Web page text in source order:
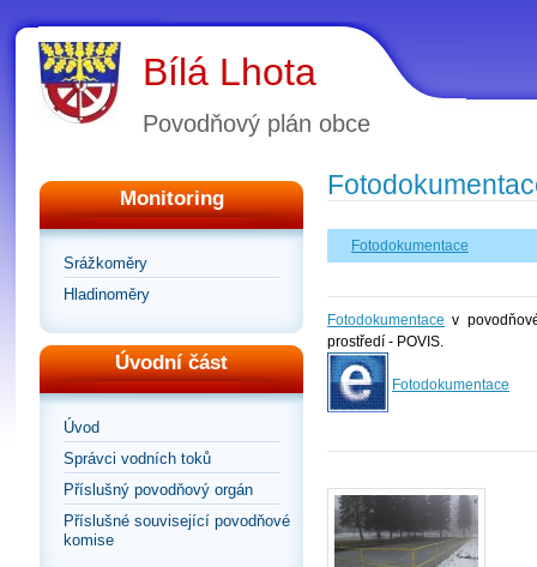
Bílá Lhota
Povodňový plán obce
Monitoring
Srážkoměry
Hladinoměry
Úvodní část
Úvod
Správci vodních toků
Příslušný povodňový orgán
Příslušné související povodňové
komise
Fotodokumentace
Fotodokumentace v
prostředí - POVIS.
Fotodokumentace